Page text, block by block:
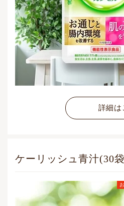
詳細は
ケーリッシュ青汁(30